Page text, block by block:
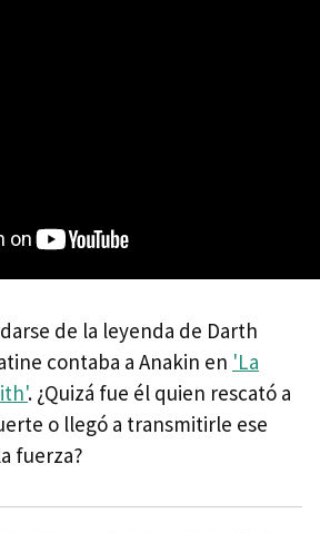
de la leyenda de Darth
contaba a Anakin en 'La
. ¿Quizá fue él quien rescató a
o llegó a transmitirle ese
fuerza?